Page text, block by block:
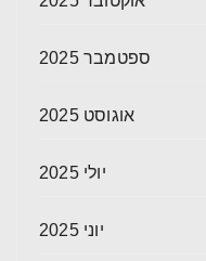
ספטמבר 2025
אוגוסט 2025
יולי 2025
יוני 2025